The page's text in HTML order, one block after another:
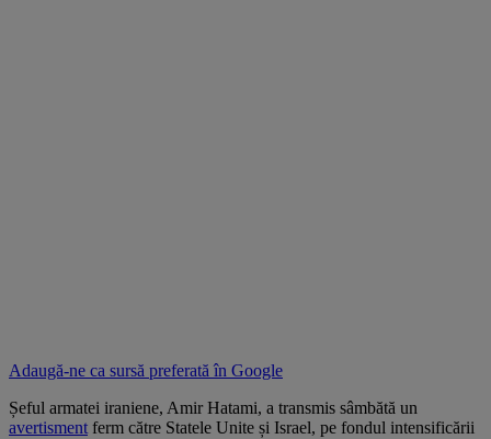
Adaugă-ne ca sursă preferată în Google
Șeful armatei iraniene, Amir Hatami, a transmis sâmbătă un
avertisment ferm către Statele Unite și Israel, pe fondul intensificării